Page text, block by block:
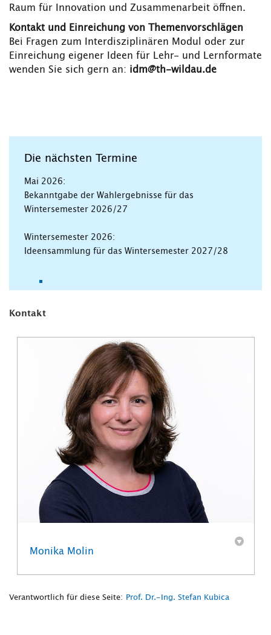
Raum für Innovation und Zusammenarbeit öffnen.
Kontakt und Einreichung von Themenvorschlägen
Bei Fragen zum Interdisziplinären Modul oder zur
Einreichung eigener Ideen für Lehr- und Lernformate
wenden Sie sich gern an: idm@th-wildau.de
Die nächsten Termine
Mai 2026:
Bekanntgabe der Wahlergebnisse für das
Wintersemester 2026/27
Wintersemester 2026:
Ideensammlung für das Wintersemester 2027/28
Kontakt
Monika Molin
Verantwortlich für diese Seite: Prof. Dr.-Ing. Stefan Kubica